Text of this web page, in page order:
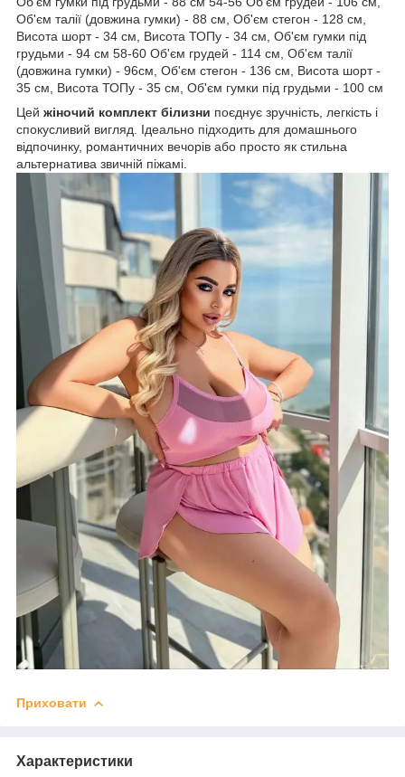
Об'єм талії (довжина гумки) - 88 см, Об'єм стегон - 128 см,
Висота шорт - 34 см, Висота ТОПу - 34 см, Об'єм гумки під
грудьми - 94 см 58-60 Об'єм грудей - 114 см, Об'єм талії
(довжина гумки) - 96см, Об'єм стегон - 136 см, Висота шорт -
35 см, Висота ТОПу - 35 см, Об'єм гумки під грудьми - 100 см
Цей жіночий комплект білизни поєднує зручність, легкість і
спокусливий вигляд. Ідеально підходить для домашнього
відпочинку, романтичних вечорів або просто як стильна
альтернатива звичній піжамі.
Приховати
Характеристики